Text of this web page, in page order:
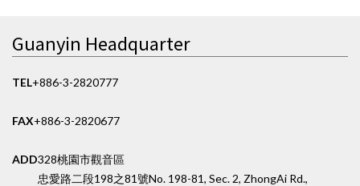
Guanyin Headquarter
TEL+886-3-2820777
FAX+886-3-2820677
ADD328桃園市觀音區
忠愛路二段198之81號No. 198-81, Sec. 2, ZhongAi Rd.,